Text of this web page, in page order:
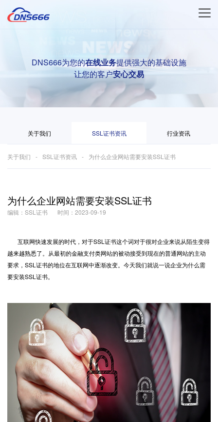
DNS666为您的在线业务提供强大的基础设施
让您的客户安心交易
关于我们 SSL证书资讯 行业资讯
关于我们 SSL证书资讯 为什么企业网站需要安装SSL证书
为什么企业网站需要安装SSL证书
编辑：SSL证书 时间：2023-09-19
互联网快速发展的时代，对于SSL证书这个词对于很对企业来说从陌生变得
越来越熟悉了。从最初的金融支付类网站的被动接受到现在的普通网站的主动
要求，SSL证书的地位在互联网中逐渐改变。今天我们就说一说企业为什么需
要安装SSL证书。